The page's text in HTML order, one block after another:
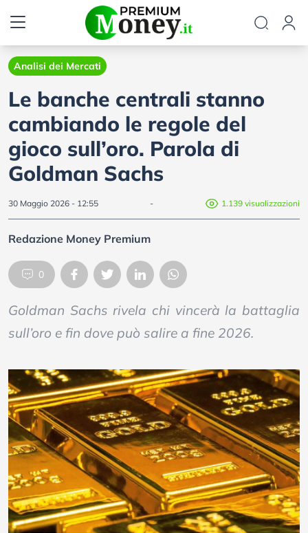
Analisi dei Mercati
Le banche centrali stanno
cambiando le regole del
gioco sull’oro. Parola di
Goldman Sachs
30 Maggio 2026 - 12:55 - 1.139 visualizzazioni
Redazione Money Premium
0
Goldman Sachs rivela chi vincerà la battaglia
sull’oro e fin dove può salire a fine 2026.